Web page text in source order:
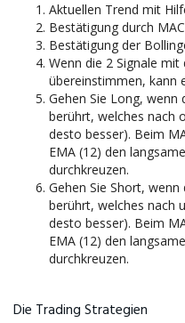
Aktuellen Trend mit
Bestätigung durch
Bestätigung der
Wenn die 2 Signale
übereinstimmen, kann
Gehen Sie Long, wenn
berührt, welches nach
desto besser). Beim
EMA (12) den
durchkreuzen.
Gehen Sie Short,
berührt, welches nach
desto besser). Beim
EMA (12) den
durchkreuzen.
Die Trading Strategien